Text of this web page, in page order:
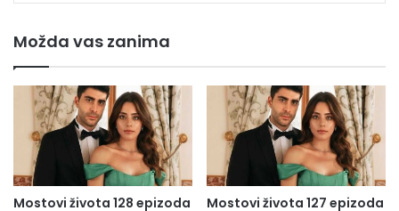
Možda vas zanima
Mostovi života 128 epizoda Mostovi života 127 epizoda